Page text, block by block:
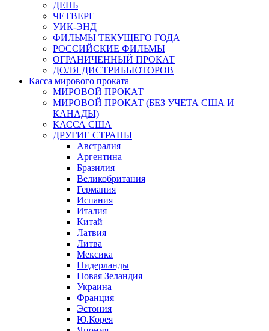
ДЕНЬ
ЧЕТВЕРГ
УИК-ЭНД
ФИЛЬМЫ ТЕКУЩЕГО ГОДА
РОССИЙСКИЕ ФИЛЬМЫ
ОГРАНИЧЕННЫЙ ПРОКАТ
ДОЛЯ ДИСТРИБЬЮТОРОВ
Касса мирового проката
МИРОВОЙ ПРОКАТ
МИРОВОЙ ПРОКАТ (БЕЗ УЧЕТА США И
КАНАДЫ)
КАССА США
ДРУГИЕ СТРАНЫ
Австралия
Аргентина
Бразилия
Великобритания
Германия
Испания
Италия
Китай
Латвия
Литва
Мексика
Нидерланды
Новая Зеландия
Украина
Франция
Эстония
Ю.Корея